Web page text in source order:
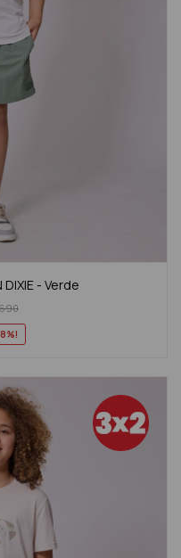
DIXIE - Verde